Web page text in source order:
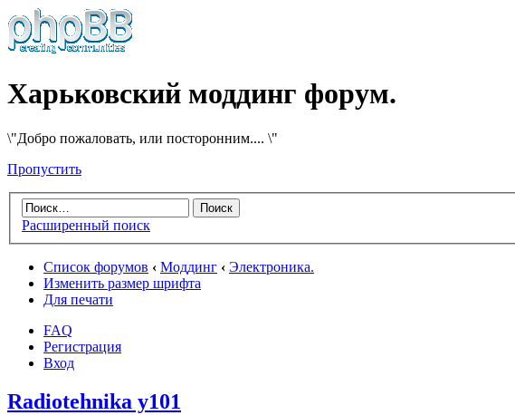
Харьковский моддинг форум.
\"Добро пожаловать, или посторонним.... \"
Пропустить
Расширенный поиск
Список форумов ‹ Моддинг ‹ Электроника.
Изменить размер шрифта
Для печати
FAQ
Регистрация
Вход
Radiotehnika у101